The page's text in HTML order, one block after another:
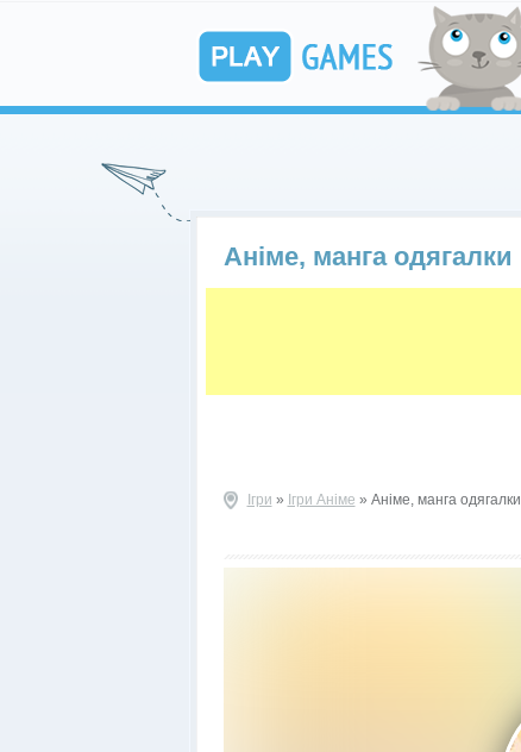
Аніме, манга одягалки
Ігри » Ігри Аніме » Аніме, манга одягалки